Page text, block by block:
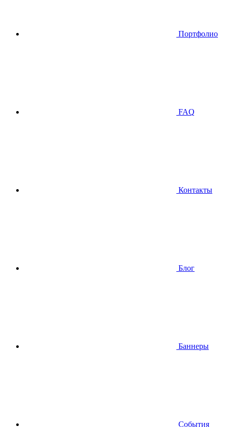
Портфолио
FAQ
Контакты
Блог
Баннеры
События